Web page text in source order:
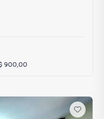
900,00